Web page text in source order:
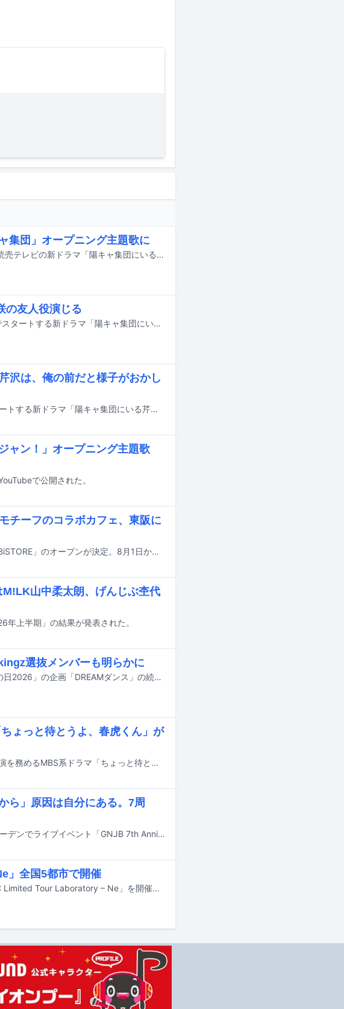
集団」オープニング主題歌に
龍宮城の新曲「愛愛愛なんて」が、8月10日にスタートする読売テレビの新ドラマ「陽キャ集団にいる芹沢は、俺の前だと様子がおかしい」のオープニング主題歌に決定した。
の友人役演じる
KENTこと米尾賢人（龍宮城）が8月10日深夜に読売テレビでスタートする新ドラマ「陽キャ集団にいる芹沢は、俺の前だと様子がおかしい」に出演する。
沢は、俺の前だと様子がおかし
DXTEENの新曲「IDOL」が8月10日深夜に読売テレビでスタートする新ドラマ「陽キャ集団にいる芹沢は、俺の前だと様子がおかしい」のエンディング主題歌に決定した。
ャン！」オープニング主題歌
で公開された。
チーフのコラボカフェ、東阪に
EBiDANのコラボレーションカフェ「Yes! 駆け込め! 僕らのEBiSTORE」のオープンが決定。8月1日から16日までの期間、東京・SHIBUYA TSUTAYAをメイン会場に実施され、大阪・LE GARAGE 梅田 蔦屋書店でもサテライト開催される。
M!LK山中柔太朗、げんじぶ杢代
上半期」の結果が発表された。
選抜メンバーも明らかに
7月18日にオンエアされるTBS系の夏の大型音楽特番「音楽の日2026」の企画「DREAMダンス」の続報が明らかに。番組の出演アーティスト第4弾やそのほかの企画詳細も発表された。
ょっと待とうよ、春虎くん」が
俳優の中川翼、桜木雅哉（原因は自分にある。）がダブル主演を務めるMBS系ドラマ「ちょっと待とうよ、春虎くん」が、8月13日からMBSドラマフィル枠で放送されることが決定した。
ら」原因は自分にある。7周
原因は自分にある。が、本日7月7日に東京・立川ステージガーデンでライブイベント「GNJB 7th Anniversary 原因は君にもある。」を開催した。
」全国5都市で開催
原因は自分にある。が12月にファンクラブツアー「GNJB FC Limited Tour Laboratory – Ne」を開催する。